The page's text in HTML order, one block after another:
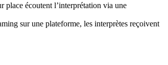
place écoutent l’interprétation via une
sur une plateforme, les interprètes reçoivent